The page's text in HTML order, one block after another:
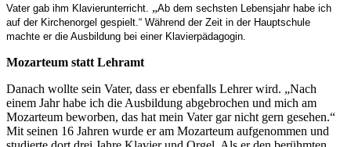
Vater gab ihm Klavierunterricht. „Ab dem sechsten Lebensjahr habe ich
auf der Kirchenorgel gespielt.“ Während der Zeit in der Hauptschule
machte er die Ausbildung bei einer Klavierpädagogin.
Mozarteum statt Lehramt
Danach wollte sein Vater, dass er ebenfalls Lehrer wird. „Nach
einem Jahr habe ich die Ausbildung abgebrochen und mich am
Mozarteum beworben, das hat mein Vater gar nicht gern gesehen.“
Mit seinen 16 Jahren wurde er am Mozarteum aufgenommen und